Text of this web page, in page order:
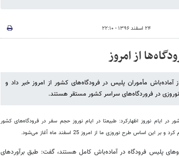
۲۴ اسفند ۱۳۹۶ - ۲۲:۱۰
از امروز
مأموران پلیس در فرودگاه‌های کشور از امروز خبر داد و
در فروردگاه‌های سراسر کشور مستقر هستند.
ایام نوروز اظهارکرد: طبیعتا در ایام نوروز حجم سفر در فرودگاه‌های کشور
طرح نوروزی ما از امروز 25 اسفند ماه آغاز می‌شود.
28 اسفندماه تمامی نیروهای پلیس فرودگاه در آماده‌باش کامل هستند، گفت: طبق برآوردهای